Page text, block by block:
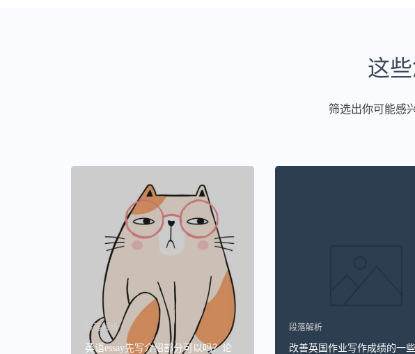
这
筛选出你可能感
段落解析
英语essay先写介绍部分可以吗？论
段落解析
改善英国作业写作成绩的一